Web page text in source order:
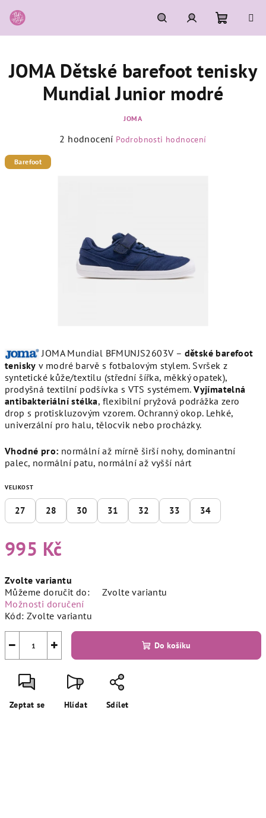
na
obsah
HledatPřihlášeníNákupní
košík
JOMA Mundial BFMUNJS2603V – dětské barefoot
tenisky v modré barvě s fotbalovým stylem. Svršek z
syntetické kůže/textilu (střední šířka, měkký opatek),
prodyšná textilní podšívka s VTS systémem.Vyjímatelná
antibakteriální stélka, flexibilní pryžová podrážka zero
drop s protiskluzovým vzorem. Ochranný okop. Lehké,
univerzální pro halu, tělocvik nebo procházky.
Vhodné pro: normální až mírně širší nohy, dominantní
palec, normální patu, normální až vyšší nárt
VELIKOST
27 28 30 31 32 33 34
995 Kč
cena:
Zvolte variantu
Můžeme doručit do:
Zvolte variantu
Možnosti doručení
Kód: Zvolte variantu
+
− Do košíku
Zeptat se Hlídat Sdílet
JOMA Dětské barefoot tenisky
Mundial Junior modré
JOMA
Průměrné
2 hodnocení Podrobnosti hodnocení
Barefoot